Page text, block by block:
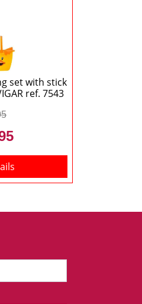
set with stick
ref. 7543